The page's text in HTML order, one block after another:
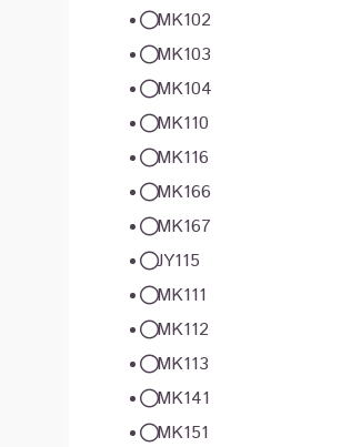
MK102
MK103
MK104
MK110
MK116
MK166
MK167
JY115
MK111
MK112
MK113
MK141
MK151